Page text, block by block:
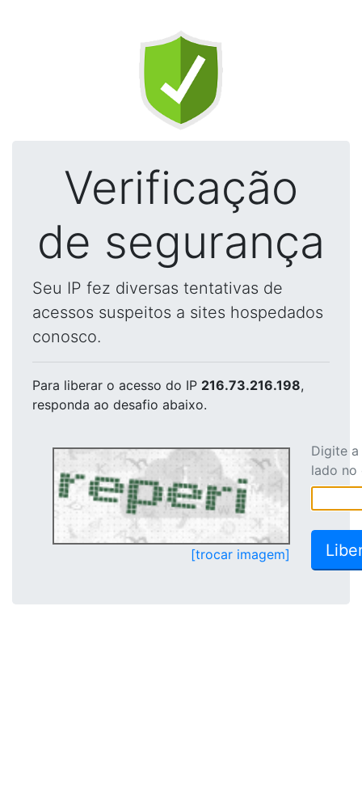
Verificação
de segurança
Seu IP fez diversas tentativas de
acessos suspeitos a sites hospedados
conosco.
Para liberar o acesso do IP 216.73.216.198,
responda ao desafio abaixo.
[trocar imagem]
Digite
lado no